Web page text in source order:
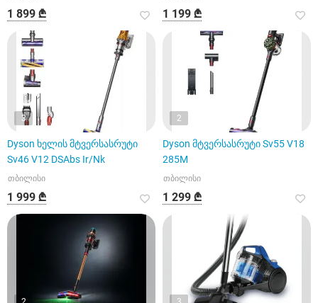
1 899 ₾ 1 199 ₾
3
Dyson ხელის მტვერსასრუტი
Sv46 V12 DSAbs Ir/Nk
თბილისი
1 999 ₾
2
Dyson მტვერსასრუტი Sv55 V18
285M
თბილისი
1 299 ₾